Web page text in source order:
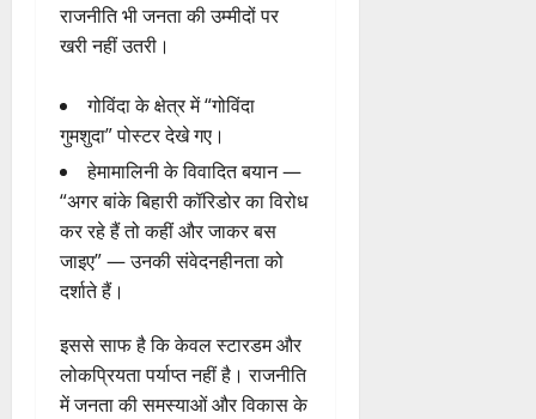
राजनीति भी जनता की उम्मीदों पर
खरी नहीं उतरी।
गोविंदा के क्षेत्र में “गोविंदा
गुमशुदा” पोस्टर देखे गए।
हेमामालिनी के विवादित बयान —
“अगर बांके बिहारी कॉरिडोर का विरोध
कर रहे हैं तो कहीं और जाकर बस
जाइए” — उनकी संवेदनहीनता को
दर्शाते हैं।
इससे साफ है कि केवल स्टारडम और
लोकप्रियता पर्याप्त नहीं है। राजनीति
में जनता की समस्याओं और विकास के